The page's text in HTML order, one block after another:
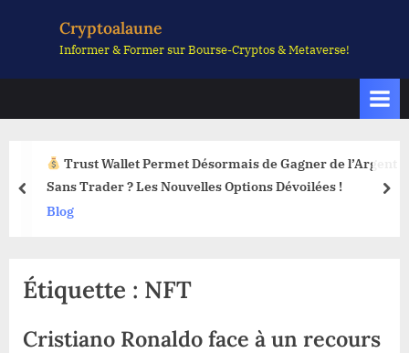
Cryptoalaune
Informer & Former sur Bourse-Cryptos & Metaverse!
Trust Wallet Permet Désormais de Gagner de l’Argent
Sans Trader ? Les Nouvelles Options Dévoilées !
Blog
prev
Étiquette : NFT
Cristiano Ronaldo face à un recours